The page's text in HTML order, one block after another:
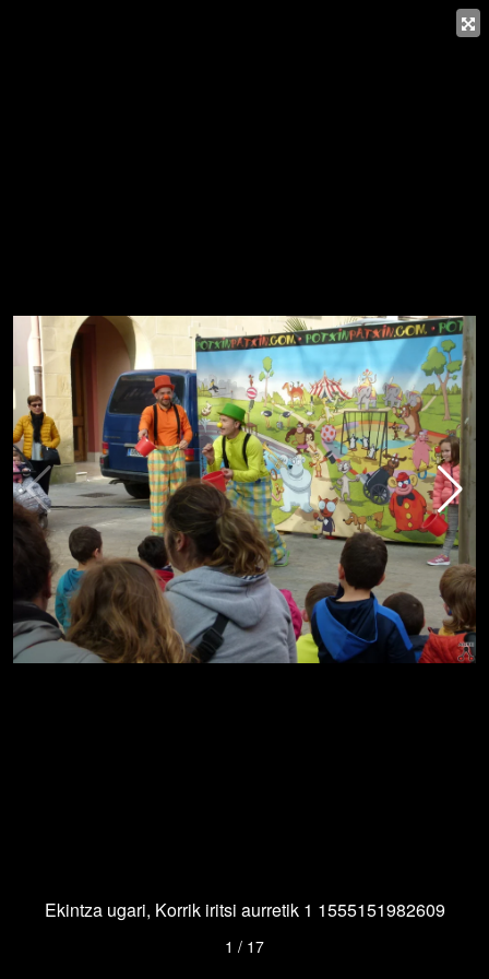
Ekintza ugari, Korrik iritsi aurretik 1 1555151982609
1 / 17